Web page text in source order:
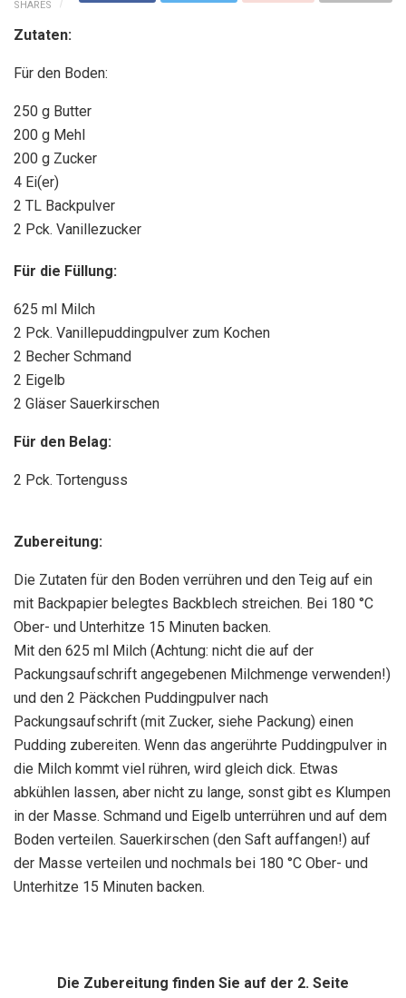
SHARES
Zutaten:
Für den Boden:
250 g Butter
200 g Mehl
200 g Zucker
4 Ei(er)
2 TL Backpulver
2 Pck. Vanillezucker
Für die Füllung:
625 ml Milch
2 Pck. Vanillepuddingpulver zum Kochen
2 Becher Schmand
2 Eigelb
2 Gläser Sauerkirschen
Für den Belag:
2 Pck. Tortenguss
Zubereitung:
Die Zutaten für den Boden verrühren und den Teig auf ein
mit Backpapier belegtes Backblech streichen. Bei 180 °C
Ober- und Unterhitze 15 Minuten backen.
Mit den 625 ml Milch (Achtung: nicht die auf der
Packungsaufschrift angegebenen Milchmenge verwenden!)
und den 2 Päckchen Puddingpulver nach
Packungsaufschrift (mit Zucker, siehe Packung) einen
Pudding zubereiten. Wenn das angerührte Puddingpulver in
die Milch kommt viel rühren, wird gleich dick. Etwas
abkühlen lassen, aber nicht zu lange, sonst gibt es Klumpen
in der Masse. Schmand und Eigelb unterrühren und auf dem
Boden verteilen. Sauerkirschen (den Saft auffangen!) auf
der Masse verteilen und nochmals bei 180 °C Ober- und
Unterhitze 15 Minuten backen.
Die Zubereitung finden Sie auf der 2. Seite